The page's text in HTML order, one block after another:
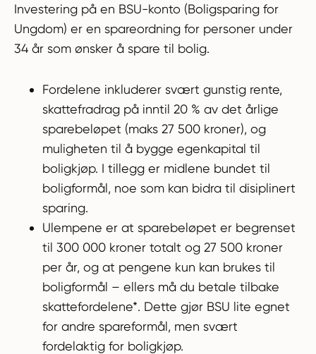
Investering på en BSU-konto (Boligsparing for
Ungdom) er en spareordning for personer under
34 år som ønsker å spare til bolig.
Fordelene inkluderer svært gunstig rente,
skattefradrag på inntil 20 % av det årlige
sparebeløpet (maks 27 500 kroner), og
muligheten til å bygge egenkapital til
boligkjøp. I tillegg er midlene bundet til
boligformål, noe som kan bidra til disiplinert
sparing.
Ulempene er at sparebeløpet er begrenset
til 300 000 kroner totalt og 27 500 kroner
per år, og at pengene kun kan brukes til
boligformål – ellers må du betale tilbake
skattefordelene*. Dette gjør BSU lite egnet
for andre spareformål, men svært
fordelaktig for boligkjøp.